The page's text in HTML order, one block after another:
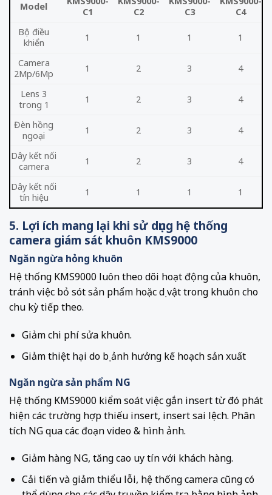
Model
C1
C2
C3
C4
Bộ điều
khiển
1 1 1 1
Camera
2Mp/6Mp
1 2 3 4
Lens 3
trong 1
1 2 3 4
Đèn hồng
ngoại
1 2 3 4
Dây kết nối
camera
1 2 3 4
Dây kết nối
tín hiệu
1 1 1 1
5. Lợi ích mang lại khi sử dụng hệ thống
camera giám sát khuôn KMS9000
Ngăn ngừa hỏng khuôn
Hệ thống KMS9000 luôn theo dõi hoạt động của khuôn,
tránh việc bỏ sót sản phẩm hoặc dị vật trong khuôn cho
chu kỳ tiếp theo.
Giảm chi phí sửa khuôn.
Giảm thiệt hại do bị ảnh hưởng kế hoạch sản xuất
Ngăn ngừa sản phẩm NG
Hệ thống KMS9000 kiểm soát việc gắn insert từ đó phát
hiện các trường hợp thiếu insert, insert sai lệch. Phân
tích NG qua các đoạn video & hình ảnh.
Giảm hàng NG, tăng cao uy tín với khách hàng.
Cải tiến và giảm thiểu lỗi, hệ thống camera cũng có